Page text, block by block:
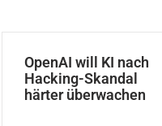
OpenAI will KI nach
Hacking-Skandal
härter überwachen